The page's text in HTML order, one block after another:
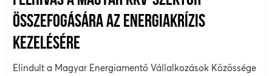
ÖSSZEFOGÁSÁRA AZ ENERGIAKRÍZIS
KEZELÉSÉRE
Elindult a Magyar Energiamentő Vállalkozások Közössége